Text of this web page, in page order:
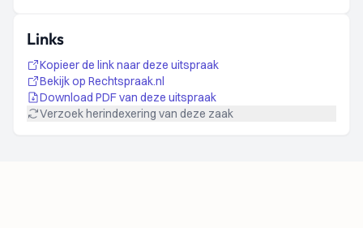
Links
Kopieer de link naar deze uitspraak
Bekijk op Rechtspraak.nl
Download PDF van deze uitspraak
Verzoek herindexering van deze zaak